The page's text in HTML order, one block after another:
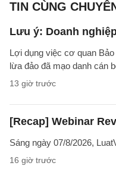
TIN CÙNG
Lưu ý: Doanh
Lợi dụng việc cơ quan
lừa đảo đã mạo danh cán
13 giờ trước
[Recap] Webinar
Sáng ngày 07/8/2026,
16 giờ trước